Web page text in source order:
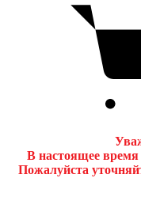
В настоящее время
Пожалуйста